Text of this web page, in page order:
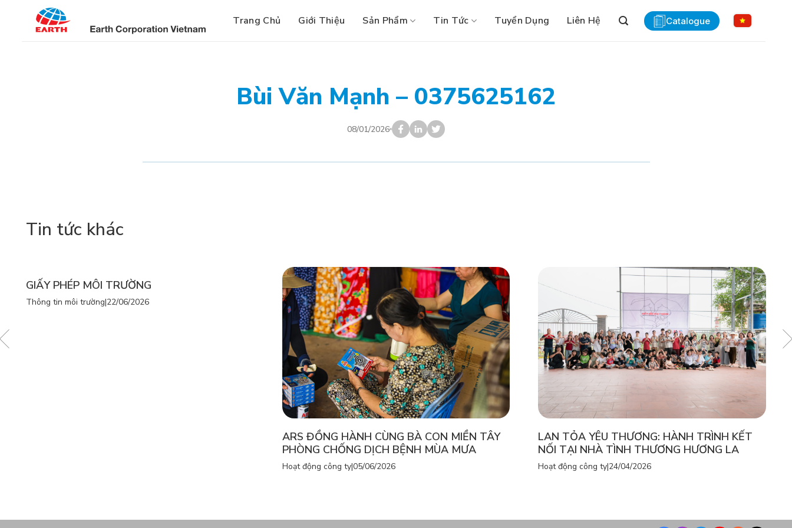
Trang Chủ Giới Thiệu Sản Phẩm Tin Tức Tuyển Dụng Liên Hệ Catalogue
Bùi Văn Mạnh – 0375625162
08/01/2026
Tin tức khác
GIẤY PHÉP MÔI TRƯỜNG
Thông tin môi trường|22/06/2026
ARS ĐỒNG HÀNH CÙNG BÀ CON MIỀN TÂY
PHÒNG CHỐNG DỊCH BỆNH MÙA MƯA
Hoạt động công ty|05/06/2026
LAN TỎA YÊU THƯƠNG: HÀNH TRÌNH KẾT
NỐI TẠI NHÀ TÌNH THƯƠNG HƯƠNG LA
Hoạt động công ty|24/04/2026